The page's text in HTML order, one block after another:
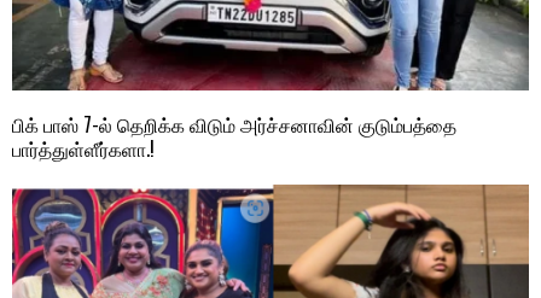
பிக் பாஸ் 7-ல் தெறிக்க விடும் அர்ச்சனாவின் குடும்பத்தை
பார்த்துள்ளீர்களா.!